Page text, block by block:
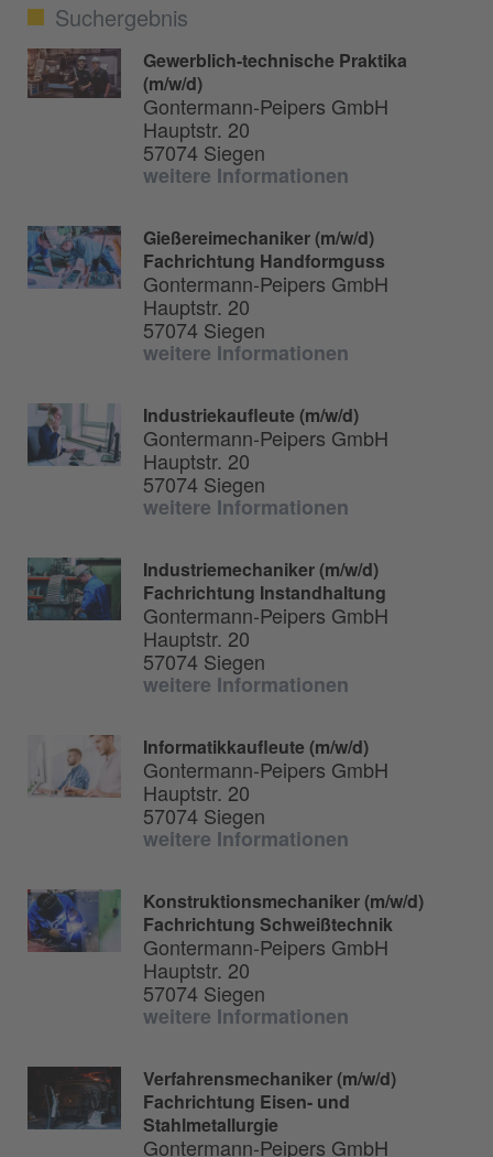
Suchergebnis
Gewerblich-technische Praktika
(m/w/d)
Gontermann-Peipers GmbH
Hauptstr. 20
57074 Siegen
weitere Informationen
Gießereimechaniker (m/w/d)
Fachrichtung Handformguss
Gontermann-Peipers GmbH
Hauptstr. 20
57074 Siegen
weitere Informationen
Industriekaufleute (m/w/d)
Gontermann-Peipers GmbH
Hauptstr. 20
57074 Siegen
weitere Informationen
Industriemechaniker (m/w/d)
Fachrichtung Instandhaltung
Gontermann-Peipers GmbH
Hauptstr. 20
57074 Siegen
weitere Informationen
Informatikkaufleute (m/w/d)
Gontermann-Peipers GmbH
Hauptstr. 20
57074 Siegen
weitere Informationen
Konstruktionsmechaniker (m/w/d)
Fachrichtung Schweißtechnik
Gontermann-Peipers GmbH
Hauptstr. 20
57074 Siegen
weitere Informationen
Verfahrensmechaniker (m/w/d)
Fachrichtung Eisen- und
Stahlmetallurgie
Gontermann-Peipers GmbH